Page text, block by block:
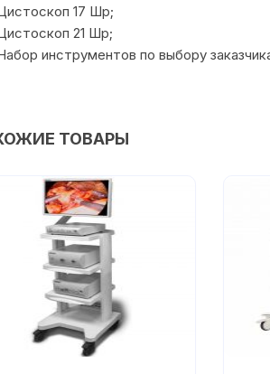
17 Шр;
21 Шр;
инструментов по выбору
ТОВАРЫ